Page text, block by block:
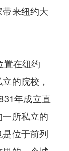
来纽约大
置在纽约
的院校，
年成立直
所私立的
位于前列